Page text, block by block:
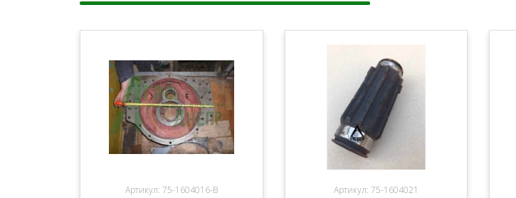
Артикул: 75-1604016-В Артикул: 75-1604021